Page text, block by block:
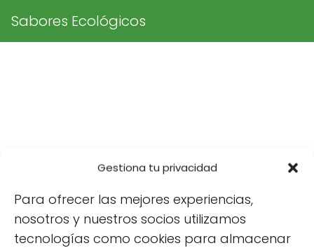
Gestiona tu privacidad
Para ofrecer las mejores experiencias,
nosotros y nuestros socios utilizamos
tecnologías como cookies para almacenar
Sabores Ecológicos